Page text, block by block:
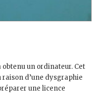
un ordinateur. Cet
d’une dysgraphie
une licence